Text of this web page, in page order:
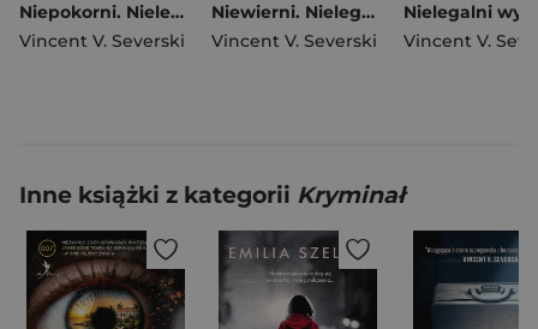
Niepokorni. Nielegalni. Tom 4 wyd. 2026
Vincent V. Severski
Niewierni. Nielegalni. Tom 2 wyd. 2026
Vincent V. Severski
Vincent V.
Inne książki z kategorii Kryminał